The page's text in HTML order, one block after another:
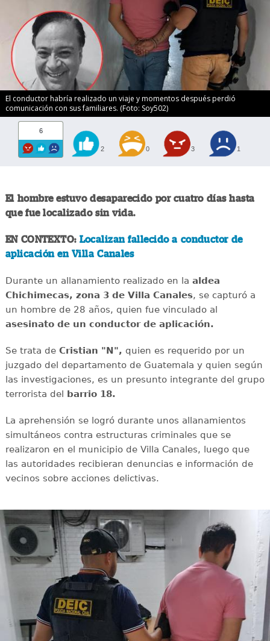
El conductor habría realizado un viaje y momentos después perdió
comunicación con sus familiares. (Foto: Soy502)
6
2 0 3 1
El hombre estuvo desaparecido por cuatro días hasta
que fue localizado sin vida.
EN CONTEXTO:Localizan fallecido a conductor de
aplicación en Villa Canales
Durante un allanamiento realizado en la aldea
Chichimecas, zona 3 de Villa Canales, se capturó a
un hombre de 28 años, quien fue vinculado al
asesinato de un conductor de aplicación.
Se trata de Cristian "N", quien es requerido por un
juzgado del departamento de Guatemala y quien según
las investigaciones, es un presunto integrante del grupo
terrorista del barrio 18.
La aprehensión se logró durante unos allanamientos
simultáneos contra estructuras criminales que se
realizaron en el municipio de Villa Canales, luego que
las autoridades recibieran denuncias e información de
vecinos sobre acciones delictivas.